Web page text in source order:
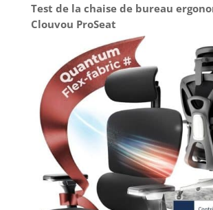
Test de la chaise de bureau
Clouvou ProSeat